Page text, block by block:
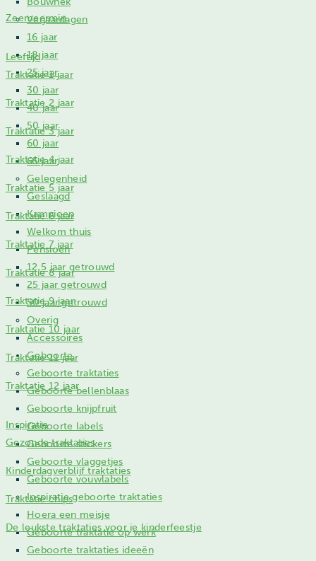
Verjaardagen
16 jaar
18 jaar
25 jaar
30 jaar
40 jaar
50 jaar
60 jaar
65 jaar
Gelegenheid
Geslaagd
Kampioen
Welkom thuis
Pensioen
12,5 jaar getrouwd
25 jaar getrouwd
50 jaar getrouwd
Overig
Accessoires
Geboorte
Geboorte traktaties
Geboorte bellenblaas
Geboorte knijpfruit
Geboorte labels
Geboorte stickers
Geboorte vlaggetjes
Geboorte vouwlabels
Inspiratie geboorte traktaties
Hoera een meisje
Geboorte traktatie op werk
Geboorte traktaties ideeën
Zeemeermin
Leeftijd
Traktatie 1 jaar
Traktatie 2 jaar
Traktatie 3 jaar
Traktatie 4 jaar
Traktatie 5 jaar
Traktatie 6 jaar
Traktatie 7 jaar
Traktatie 8 jaar
Traktatie 9 jaar
Traktatie 10 jaar
Traktatie 11 jaar
Traktatie 12 jaar
Inspiratie
Gezonde traktaties
Kinderdagverblijf traktaties
Traktatie chips
De leukste traktaties voor je kinderfeestje